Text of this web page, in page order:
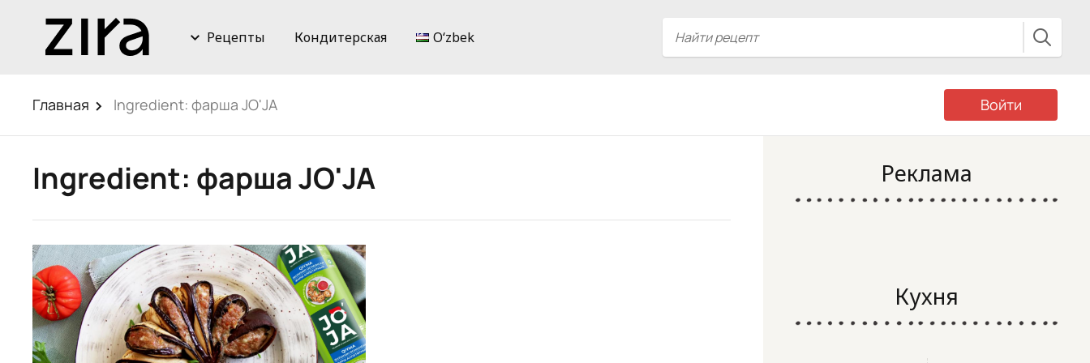
Рецепты Кондитерская Oʻzbek
Главная Ingredient: фарша JO'JA Войти
Ingredient: фарша JO'JA Реклама
Кухня